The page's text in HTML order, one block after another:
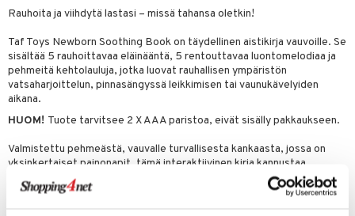
Rauhoita ja viihdytä lastasi – missä tahansa oletkin!
Taf Toys Newborn Soothing Book on täydellinen aistikirja vauvoille. Se
sisältää 5 rauhoittavaa eläinääntä, 5 rentouttavaa luontomelodiaa ja
pehmeitä kehtolauluja, jotka luovat rauhallisen ympäristön
vatsaharjoittelun, pinnasängyssä leikkimisen tai vaunukävelyiden
aikana.
HUOM! Tuote tarvitsee 2 X AAA paristoa, eivät sisälly pakkaukseen.
Valmistettu pehmeästä, vauvalle turvallisesta kankaasta, jossa on
yksinkertaiset painonapit, tämä interaktiivinen kirja kannustaa
varhaiseen aisti- ja kuuloaistin kehitykseen samalla kun se tarjoaa
turvallisuutta ja rauhaa. Täydellinen huomaavainen lahja uusille
Possu
Mario
& Pesonen
& imetys
Huonekalut
aterimet
& Säilytyslaatikot
& Tarvikkeet
& Tarvikkeet
ja lakit